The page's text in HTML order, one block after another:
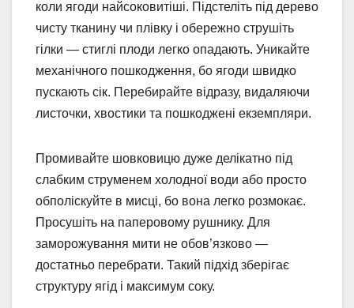
коли ягоди найсоковитіші. Підстеліть під дерево
чисту тканину чи плівку і обережно струшіть
гілки — стиглі плоди легко опадають. Уникайте
механічного пошкодження, бо ягоди швидко
пускають сік. Перебирайте відразу, видаляючи
листочки, хвостики та пошкоджені екземпляри.
Промивайте шовковицю дуже делікатно під
слабким струменем холодної води або просто
обполіскуйте в мисці, бо вона легко розмокає.
Просушіть на паперовому рушнику. Для
заморожування мити не обов’язково —
достатньо перебрати. Такий підхід зберігає
структуру ягід і максимум соку.